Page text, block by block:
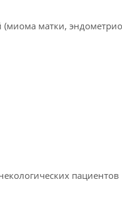
(миома матки,
пациентов